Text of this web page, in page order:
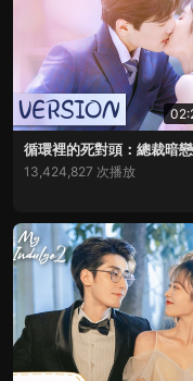
循環裡的死對頭：總裁暗
13,424,827 次播放